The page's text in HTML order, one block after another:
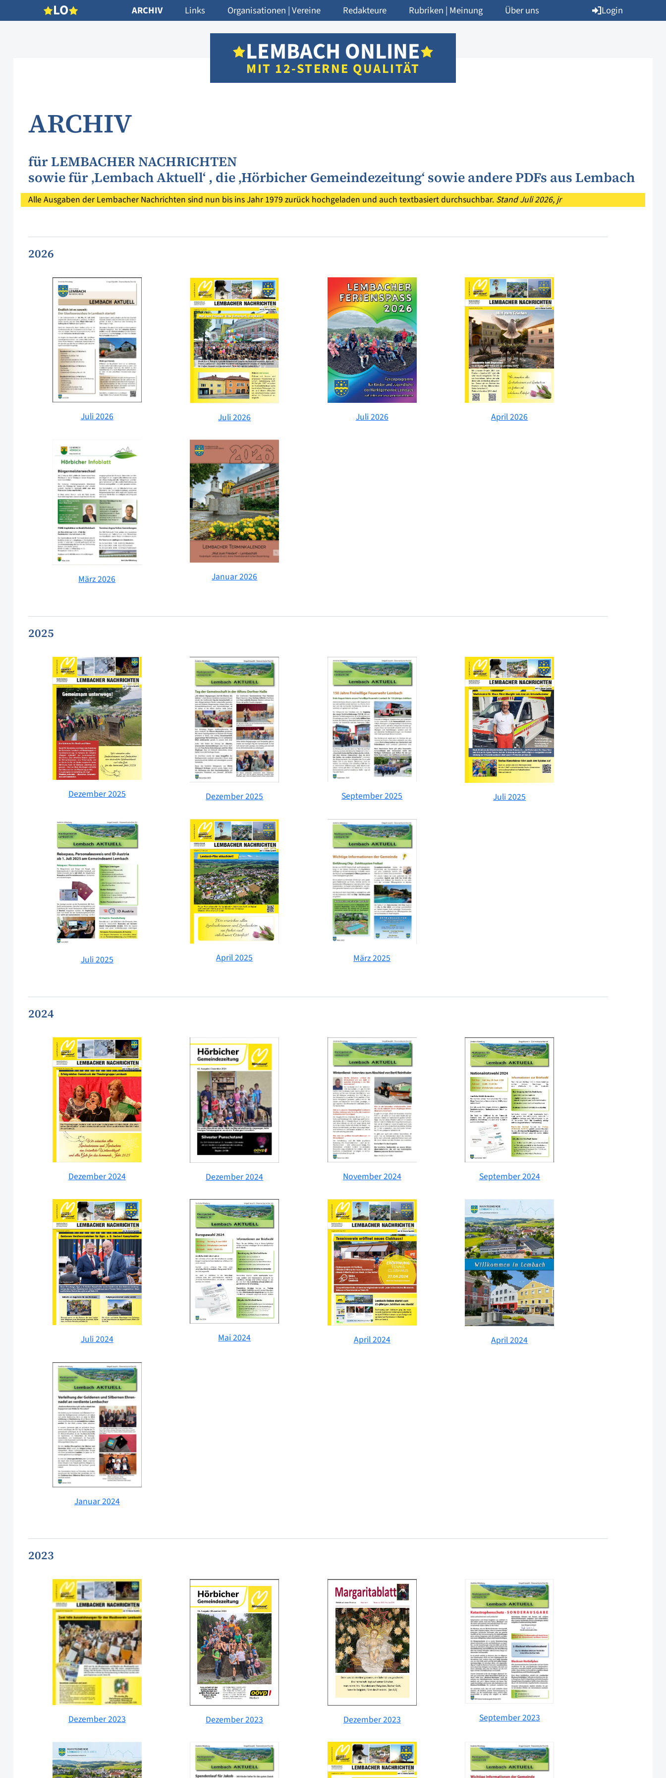
LO ARCHIV Links Organisationen | Vereine Redakteure Rubriken | Meinung Über uns Login
LEMBACH ONLINE
MIT 12-STERNE QUALITÄT
ARCHIV
für LEMBACHER NACHRICHTEN
sowie für ‚Lembach Aktuell‘ , die ‚Hörbicher Gemeindezeitung‘ sowie andere PDFs aus Lembach
Alle Ausgaben der Lembacher Nachrichten sind nun bis ins Jahr 1979 zurück hochgeladen und auch textbasiert durchsuchbar. Stand Juli 2026, jr
2026
Juli 2026 Juli 2026 Juli 2026 April 2026
März 2026 Januar 2026
2025
Dezember 2025 Dezember 2025 September 2025 Juli 2025
Juli 2025 April 2025 März 2025
2024
Dezember 2024 Dezember 2024 November 2024 September 2024
Juli 2024 Mai 2024 April 2024 April 2024
Januar 2024
2023
Dezember 2023 Dezember 2023 Dezember 2023 September 2023